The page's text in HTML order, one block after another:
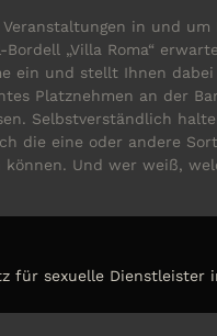
in und um
„Villa Roma“
ein und stellt Ihnen
Platznehmen an der
Selbstverständlich
die eine oder andere
Und wer weiß,
für sexuelle Dienstleister